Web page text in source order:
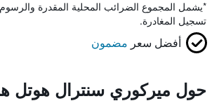
*يشمل المجموع الضرائب المحلية المقدرة
تسجيل المغادرة.
أفضل سعر مضمون
حول ميركوري سنترال هوتل